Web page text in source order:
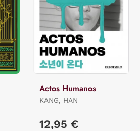
Actos Humanos
KANG, HAN
12,95 €